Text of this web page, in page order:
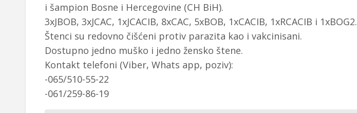
i šampion Bosne i Hercegovine (CH BiH).
3xJBOB, 3xJCAC, 1xJCACIB, 8xCAC, 5xBOB, 1xCACIB, 1xRCACIB i 1xBOG2.
Štenci su redovno čišćeni protiv parazita kao i vakcinisani.
Dostupno jedno muško i jedno žensko štene.
Kontakt telefoni (Viber, Whats app, poziv):
-065/510-55-22
-061/259-86-19